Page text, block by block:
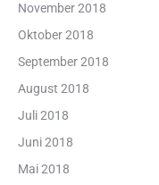
November 2018
Oktober 2018
September 2018
August 2018
Juli 2018
Juni 2018
Mai 2018